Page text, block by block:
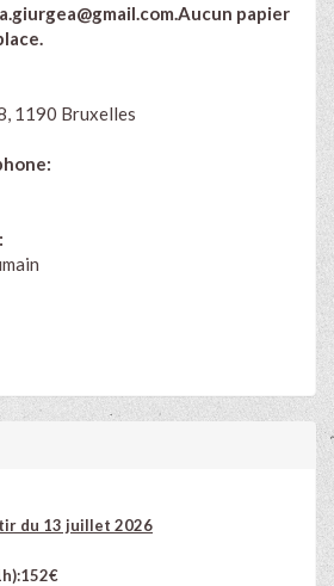
papier
1190 Bruxelles
du 13 juillet 2026